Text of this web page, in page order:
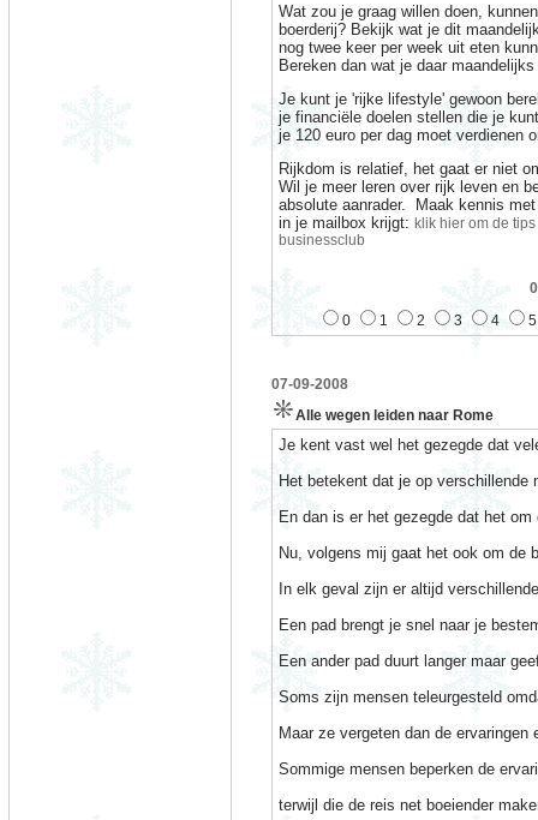
Wat zou je graag willen doen,
boerderij? Bekijk wat je dit
nog twee keer per week uit eten
Bereken dan wat je daar
Je kunt je 'rijke lifestyle' gewoon
je financiële doelen stellen die je
je 120 euro per dag moet verdienen
Rijkdom is relatief, het gaat er niet
Wil je meer leren over rijk leven en
absolute aanrader. Maak kennis
in je mailbox krijgt: klik hier om de
businessclub
0
1 2 3 4
07-09-2008
Alle wegen leiden naar Rome
Je kent vast wel het gezegde dat
Het betekent dat je op verschillende
En dan is er het gezegde dat het
Nu, volgens mij gaat het ook om de
In elk geval zijn er altijd
Een pad brengt je snel naar je
Een ander pad duurt langer maar
Soms zijn mensen teleurgesteld
Maar ze vergeten dan de
Sommige mensen beperken de
terwijl die de reis net boeiender